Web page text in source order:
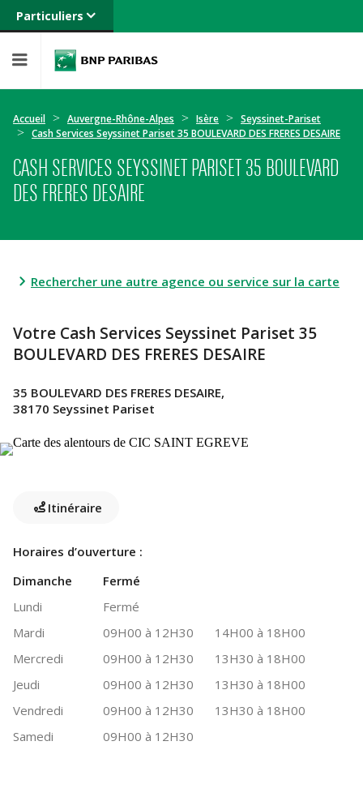
Particuliers
Banque privée
Entreprises
Accueil Auvergne-Rhône-Alpes Isère
Seyssinet-Pariset
Cash Services Seyssinet Pariset 35 BOULEVARD DES FRERES DESAIRE
CASH SERVICES SEYSSINET PARISET 35 BOULEVARD
DES FRERES DESAIRE
Rechercher une autre agence ou service sur la carte
Votre Cash Services Seyssinet Pariset 35
BOULEVARD DES FRERES DESAIRE
35 BOULEVARD DES FRERES DESAIRE,
38170 Seyssinet Pariset
Itinéraire
Horaires d’ouverture :
Dimanche
Fermé
Lundi
Fermé
Mardi
09H00 à 12H30
14H00 à 18H00
Mercredi
09H00 à 12H30
13H30 à 18H00
Jeudi
09H00 à 12H30
13H30 à 18H00
Vendredi
09H00 à 12H30
13H30 à 18H00
Samedi
09H00 à 12H30